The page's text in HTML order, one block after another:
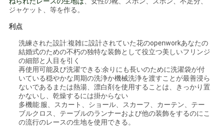
シ
ジャケット、等を作る。
利点
洗練された設計:複雑に設計されていた花のopenworkあなたの
結婚式のための不朽の独特な装飾として役立つ美しいフリンジ
の細部と人目を引く
再使用可能及び洗濯できる:余りにも長いのために洗濯袋が付
いている穏やかな周期の洗浄か機械洗浄を渡すことが最善浸ら
ないであるまたは熱湯、漂白剤を使用することは、きっかり置
かないし、乾燥するには掛からない
多機能:服、スカート、ショール、スカーフ、カーテン、テー
ブルクロス、テーブルのランナーおよび他の装飾をするのにこ
の流行のレースの生地を使用できる。